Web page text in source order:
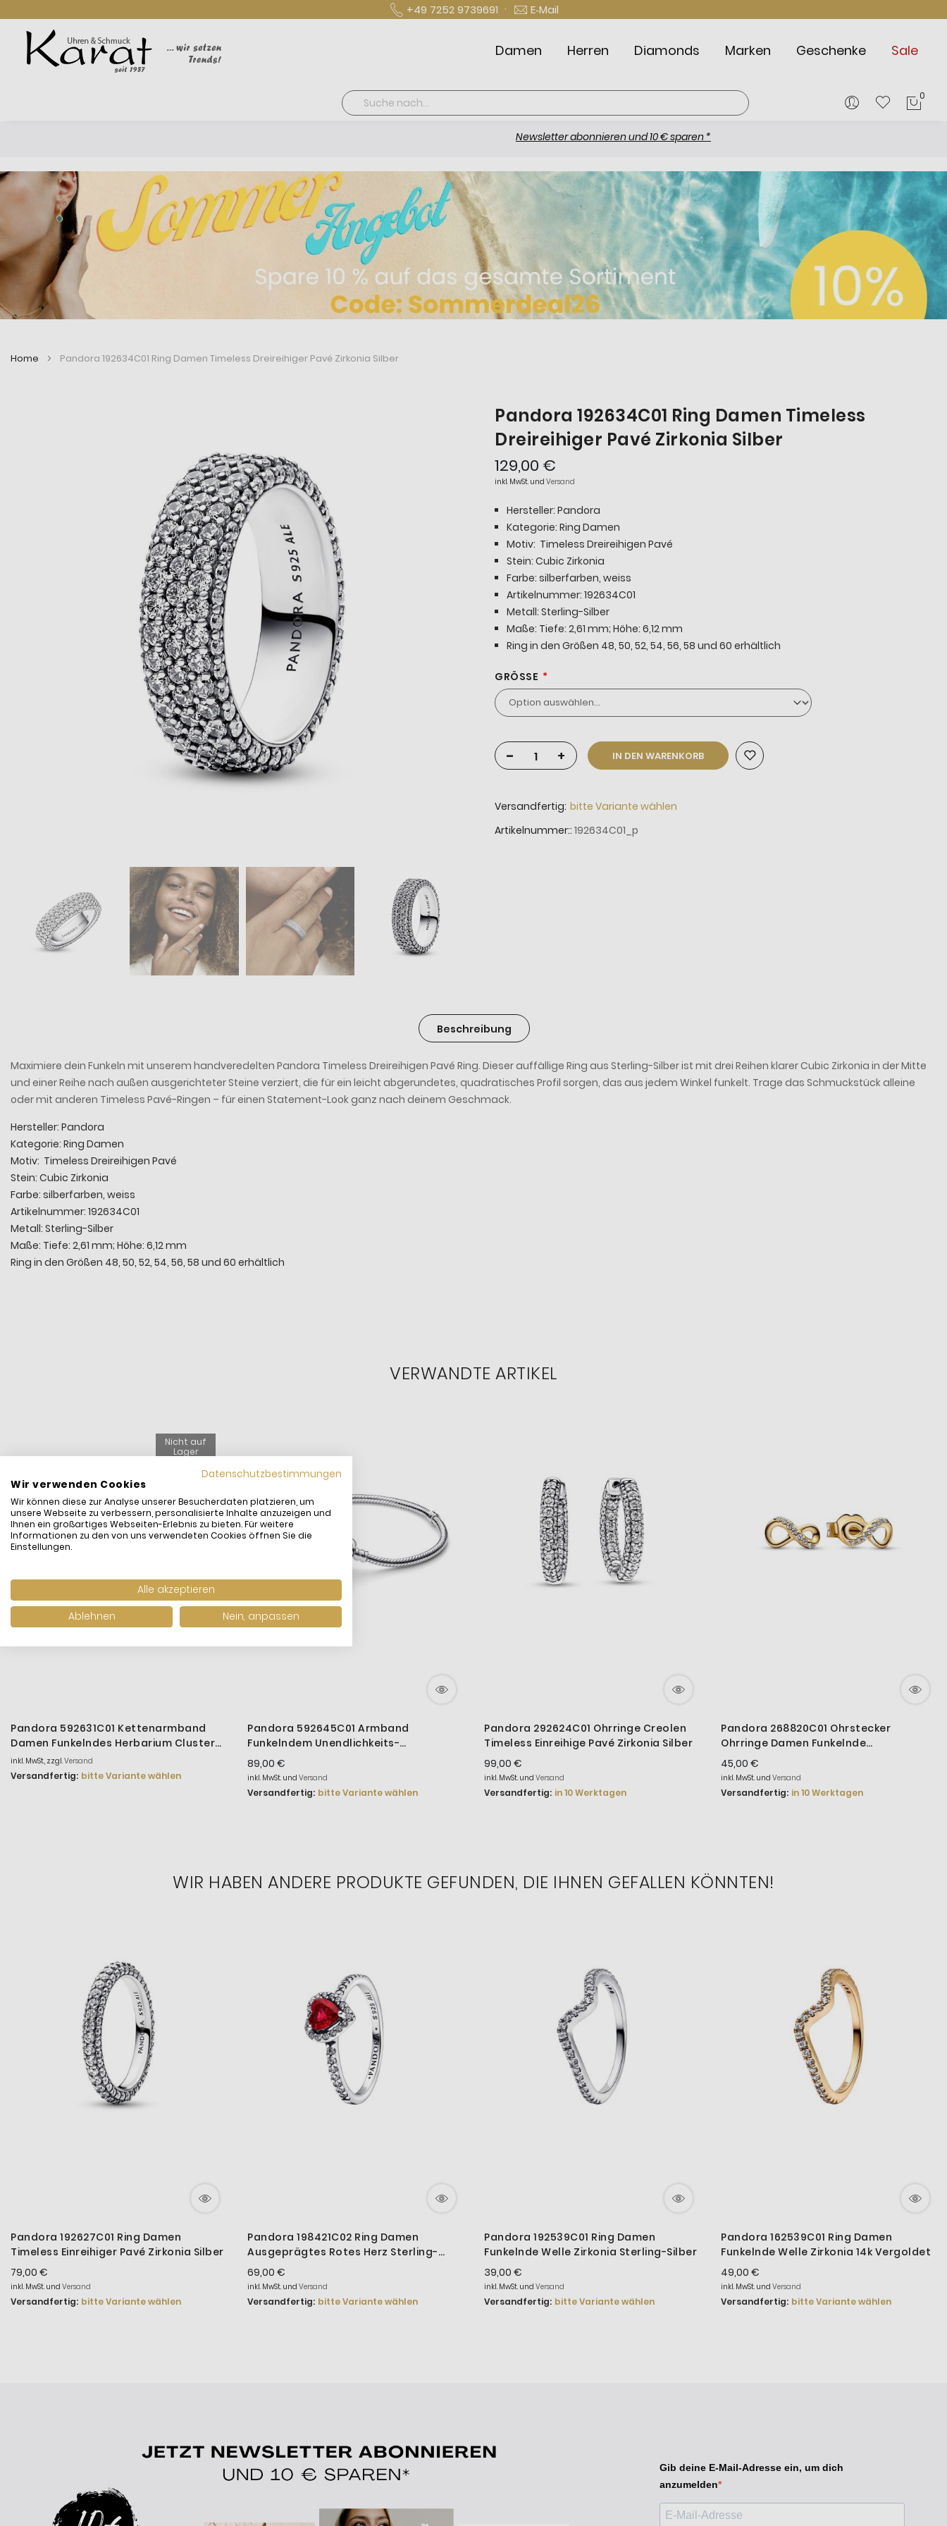
+49 7252 9739691 · E‑Mail
Damen Herren Diamonds Marken Geschenke Sale
Suche
0
Newsletter abonnieren und 10 € sparen *
Home Pandora 192634C01 Ring Damen Timeless Dreireihiger Pavé Zirkonia Silber
Pandora 192634C01 Ring Damen Timeless
Dreireihiger Pavé Zirkonia Silber
129,00 €
inkl. MwSt. und Versand
Hersteller: Pandora
Kategorie: Ring Damen
Motiv: Timeless Dreireihigen Pavé
Stein: Cubic Zirkonia
Farbe: silberfarben, weiss
Artikelnummer: 192634C01
Metall: Sterling-Silber
Maße: Tiefe: 2,61 mm; Höhe: 6,12 mm
Ring in den Größen 48, 50, 52, 54, 56, 58 und 60 erhältlich
GRÖSSE
- + IN DEN WARENKORB
Versandfertig: bitte Variante wählen
Artikelnummer: 192634C01_p
Beschreibung
Maximiere dein Funkeln mit unserem handveredelten Pandora Timeless Dreireihigen Pavé Ring. Dieser auffällige Ring aus Sterling-Silber ist mit drei Reihen klarer Cubic Zirkonia in der Mitte
und einer Reihe nach außen ausgerichteter Steine verziert, die für ein leicht abgerundetes, quadratisches Profil sorgen, das aus jedem Winkel funkelt. Trage das Schmuckstück alleine
oder mit anderen Timeless Pavé-Ringen – für einen Statement-Look ganz nach deinem Geschmack.
Hersteller: Pandora
Kategorie: Ring Damen
Motiv: Timeless Dreireihigen Pavé
Stein: Cubic Zirkonia
Farbe: silberfarben, weiss
Artikelnummer: 192634C01
Metall: Sterling-Silber
Maße: Tiefe: 2,61 mm; Höhe: 6,12 mm
Ring in den Größen 48, 50, 52, 54, 56, 58 und 60 erhältlich
VERWANDTE ARTIKEL
Nicht auf
Lager
Pandora 592631C01 Kettenarmband
Damen Funkelndes Herbarium Cluster
Silber
inkl. MwSt., zzgl.Versand
Versandfertig: bitte Variante wählen
Pandora 592645C01 Armband
Funkelndem Unendlichkeits-
Herzverschluss Silber
89,00 €
inkl. MwSt. und Versand
Versandfertig: bitte Variante wählen
Pandora 292624C01 Ohrringe Creolen
Timeless Einreihige Pavé Zirkonia Silber
99,00 €
inkl. MwSt. und Versand
Versandfertig: in 10 Werktagen
Pandora 268820C01 Ohrstecker
Ohrringe Damen Funkelnde
Unendlichkeit Vergoldet
45,00 €
inkl. MwSt. und Versand
Versandfertig: in 10 Werktagen
WIR HABEN ANDERE PRODUKTE GEFUNDEN, DIE IHNEN GEFALLEN KÖNNTEN!
Pandora 192627C01 Ring Damen
Timeless Einreihiger Pavé Zirkonia Silber
79,00 €
inkl. MwSt. und Versand
Versandfertig: bitte Variante wählen
Pandora 198421C02 Ring Damen
Ausgeprägtes Rotes Herz Sterling-
Silber
69,00 €
inkl. MwSt. und Versand
Versandfertig: bitte Variante wählen
Pandora 192539C01 Ring Damen
Funkelnde Welle Zirkonia Sterling-Silber
39,00 €
inkl. MwSt. und Versand
Versandfertig: bitte Variante wählen
Pandora 162539C01 Ring Damen
Funkelnde Welle Zirkonia 14k Vergoldet
49,00 €
inkl. MwSt. und Versand
Versandfertig: bitte Variante wählen
Gib deine E-Mail-Adresse ein, um dich
anzumelden
Datenschutzbestimmungen
Wir verwenden Cookies
Wir können diese zur Analyse unserer Besucherdaten platzieren, um
unsere Webseite zu verbessern, personalisierte Inhalte anzuzeigen und
Ihnen ein großartiges Webseiten-Erlebnis zu bieten. Für weitere
Informationen zu den von uns verwendeten Cookies öffnen Sie die
Einstellungen.
Alle akzeptieren
Ablehnen
Nein, anpassen